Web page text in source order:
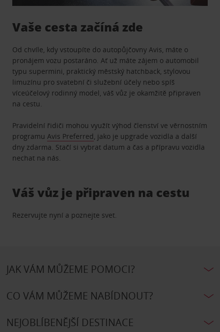
Vaše cesta začíná zde
Od chvíle, kdy vstoupíte do autopůjčovny Avis, máte o
pronájem vozu postaráno. Ať už máte zájem o automobil
typu supermini, praktický městský hatchback, stylovou
limuzínu pro svatební či služební účely nebo spíš
víceúčelový rodinný model, váš vůz je okamžitě připraven
na cestu.
Pravidelní řidiči mohou využít výhod členství ve věrnostním
programuAvis Preferred, jako je upgrade vozidla a další
dny zdarma. Stačí si vybrat datum a čas a přípravu vozidla
nechat na nás.
Váš vůz je připraven na cestu
Rezervujte nyní a poznejte svet.
JAK VÁM MŮŽEME POMOCI?
CO VÁM MŮŽEME NABÍDNOUT?
NEJOBLÍBENĚJŠÍ DESTINACE